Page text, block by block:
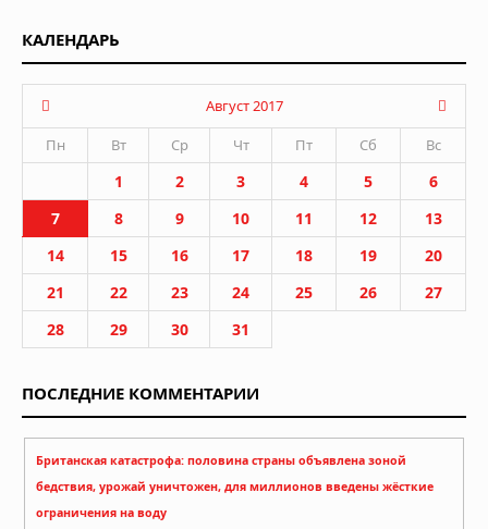
КАЛЕНДАРЬ
Август 2017
Пн
Вт Ср Чт Пт Сб Вс
1 2 3 4 5
6
7
8 9 10 11 12
13
14
15 16 17 18 19
20
21
22 23 24 25 26
27
28
29 30 31
ПОСЛЕДНИЕ КОММЕНТАРИИ
Британская катастрофа: половина страны объявлена зоной
бедствия, урожай уничтожен, для миллионов введены жёсткие
ограничения на воду